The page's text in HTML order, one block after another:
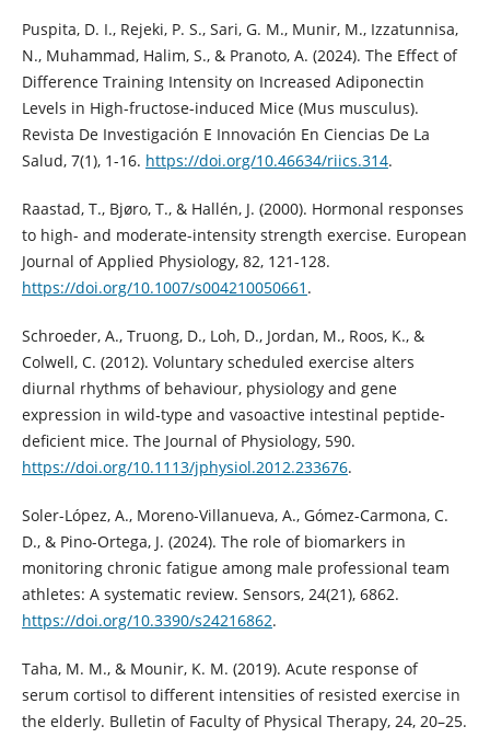
Puspita, D. I., Rejeki, P. S., Sari, G. M., Munir, M., Izzatunnisa,
N., Muhammad, Halim, S., & Pranoto, A. (2024). The Effect of
Difference Training Intensity on Increased Adiponectin
Levels in High-fructose-induced Mice (Mus musculus).
Revista De Investigación E Innovación En Ciencias De La
Salud, 7(1), 1-16. https://doi.org/10.46634/riics.314.
Raastad, T., Bjøro, T., & Hallén, J. (2000). Hormonal responses
to high- and moderate-intensity strength exercise. European
Journal of Applied Physiology, 82, 121-128.
https://doi.org/10.1007/s004210050661 .
Schroeder, A., Truong, D., Loh, D., Jordan, M., Roos, K., &
Colwell, C. (2012). Voluntary scheduled exercise alters
diurnal rhythms of behaviour, physiology and gene
expression in wild‐type and vasoactive intestinal peptide‐
deficient mice. The Journal of Physiology, 590.
https://doi.org/10.1113/jphysiol.2012.233676.
Soler-López, A., Moreno-Villanueva, A., Gómez-Carmona, C.
D., & Pino-Ortega, J. (2024). The role of biomarkers in
monitoring chronic fatigue among male professional team
athletes: A systematic review. Sensors, 24(21), 6862.
https://doi.org/10.3390/s24216862.
Taha, M. M., & Mounir, K. M. (2019). Acute response of
serum cortisol to different intensities of resisted exercise in
the elderly. Bulletin of Faculty of Physical Therapy, 24, 20–25.